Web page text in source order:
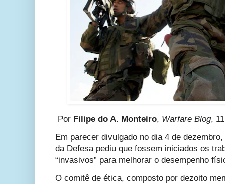
Por Filipe do A. Monteiro, Warfare Blog,
Em parecer divulgado no dia 4 de
da Defesa pediu que fossem iniciados os
“invasivos” para melhorar o desempenho
O comitê de ética, composto por dezoito